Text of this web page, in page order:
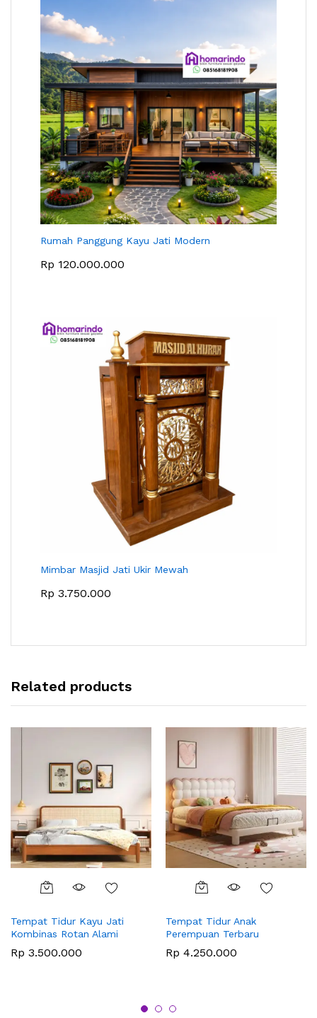
Rumah Panggung Kayu Jati Modern
Rp 120.000.000
Mimbar Masjid Jati Ukir Mewah
Rp 3.750.000
Related products
Tempat Tidur Kayu Jati
Kombinas Rotan Alami
Rp 3.500.000
Tempat Tidur Anak
Perempuan Terbaru
Rp 4.250.000